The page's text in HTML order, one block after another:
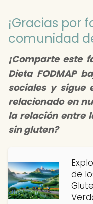
¡Gracias por
comunidad
¡Comparte este
Dieta FODMAP
sociales y sigue
relacionado en
la relación entre
sin gluten?
de